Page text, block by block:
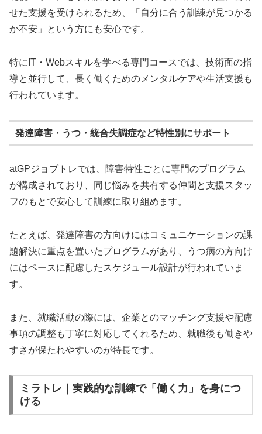
せた支援を受けられるため、「自分に合う訓練が見つかる
か不安」という方にも安心です。
特にIT・Webスキルを学べる専門コースでは、技術面の指
導と並行して、長く働くためのメンタルケアや生活支援も
行われています。
発達障害・うつ・統合失調症など特性別にサポート
atGPジョブトレでは、障害特性ごとに専門のプログラム
が構成されており、同じ悩みを共有する仲間と支援スタッ
フのもとで安心して訓練に取り組めます。
たとえば、発達障害の方向けにはコミュニケーションの課
題解決に重点を置いたプログラムがあり、うつ病の方向け
にはペースに配慮したスケジュール設計が行われていま
す。
また、就職活動の際には、企業とのマッチング支援や配慮
事項の調整も丁寧に対応してくれるため、就職後も働きや
すさが保たれやすいのが特長です。
ミラトレ｜実践的な訓練で「働く力」を身につ
ける